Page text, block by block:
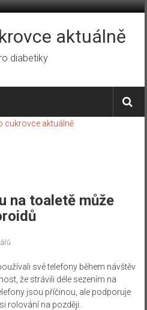
aktuálně
diabetiky
na toaletě může
své telefony během návštěv
že strávili déle sezením na
jsou příčinou, ale podporuje
rolování na později.